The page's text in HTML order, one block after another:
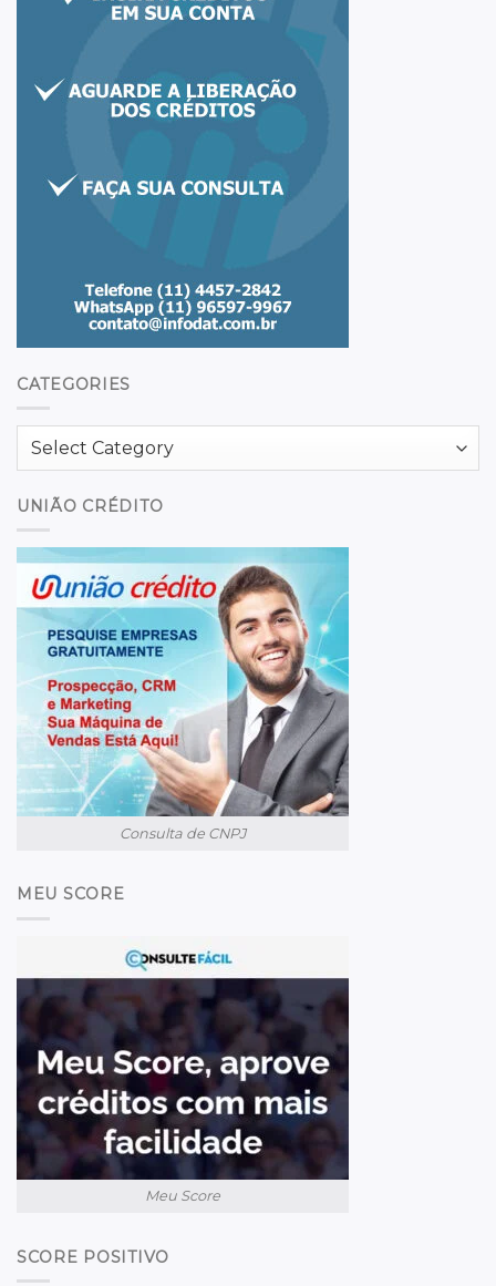
CATEGORIES
UNIÃO CRÉDITO
Consulta de CNPJ
MEU SCORE
Meu Score
SCORE POSITIVO